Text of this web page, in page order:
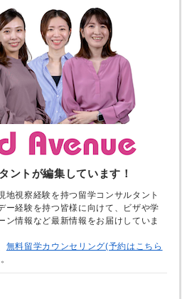
ントが編集しています！
地視察経験を持つ留学コンサルタント
ー経験を持つ皆様に向けて、ビザや学
ン情報など最新情報をお届けしていま
無料留学カウンセリング(予約はこちら